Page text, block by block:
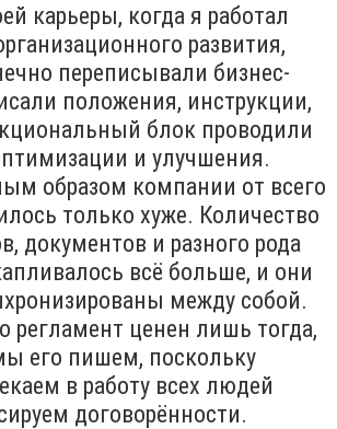
карьеры, когда я работал
развития,
переписывали бизнес-
положения, инструкции,
блок проводили
и улучшения.
образом компании от всего
только хуже. Количество
документов и разного рода
всё больше, и они
между собой.
регламент ценен лишь тогда,
его пишем, поскольку
в работу всех людей
договорённости.